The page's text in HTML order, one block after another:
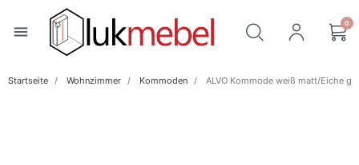
menu 0
Startseite Wohnzimmer Kommoden ALVO Kommode weiß matt/Eiche